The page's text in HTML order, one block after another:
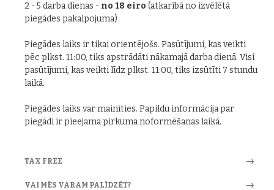
2 - 5 darba dienas - no 18 eiro (atkarībā no izvēlētā
piegādes pakalpojuma)
Piegādes laiks ir tikai orientējošs. Pasūtījumi, kas veikti
pēc plkst. 11:00, tiks apstrādāti nākamajā darba dienā. Visi
pasūtījumi, kas veikti līdz plkst. 11:00, tiks izsūtīti 7 stundu
laikā.
Piegādes laiks var mainīties. Papildu informācija par
piegādi ir pieejama pirkuma noformēšanas laikā.
TAX FREE
VAI MĒS VARAM PALĪDZĒT?